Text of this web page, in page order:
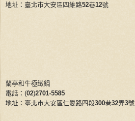
地址：臺北市大安區四維路52巷12號
蘭亭和牛極緻鍋
電話：(02)2701-5585
地址：臺北市大安區仁愛路四段300巷32弄3號